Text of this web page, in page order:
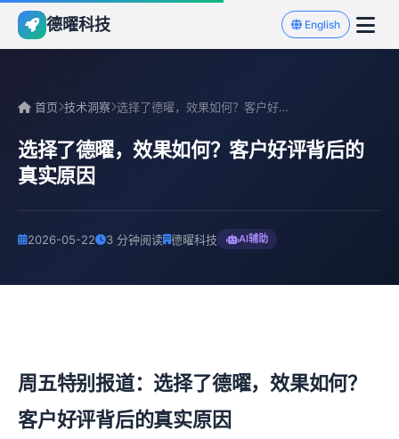
德曜科技 English
首页 技术洞察 选择了德曜，效果如何？客户好评背后的真实原因
选择了德曜，效果如何？客户好评背后的
真实原因
2026-05-22 3 分钟阅读 德曜科技 AI辅助
周五特别报道：选择了德曜，效果如何？
客户好评背后的真实原因